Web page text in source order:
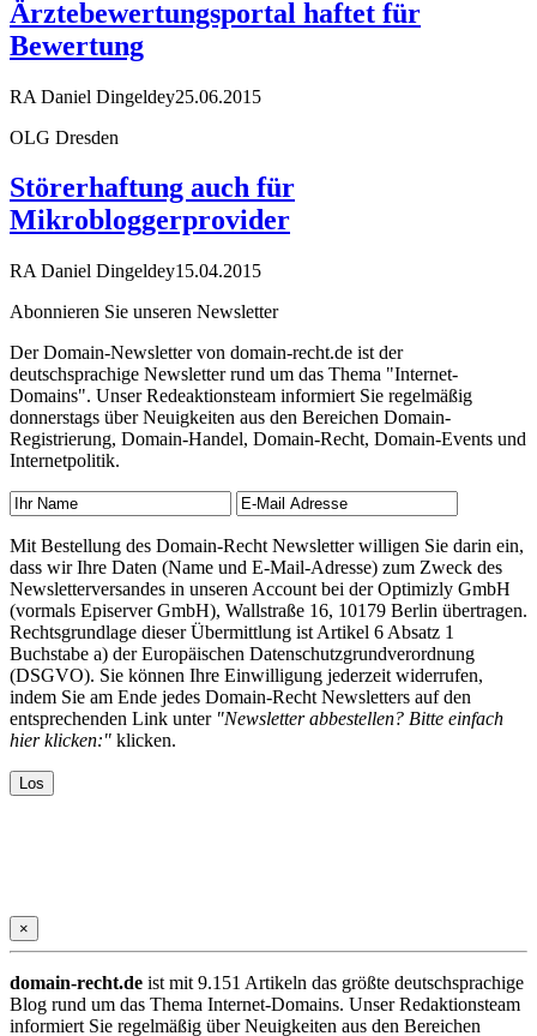
Ärztebewertungsportal haftet für
Bewertung
RA Daniel Dingeldey25.06.2015
OLG Dresden
Störerhaftung auch für
Mikrobloggerprovider
RA Daniel Dingeldey15.04.2015
Abonnieren Sie unseren Newsletter
Der Domain-Newsletter von domain-recht.de ist der
deutschsprachige Newsletter rund um das Thema "Internet-
Domains". Unser Redeaktionsteam informiert Sie regelmäßig
donnerstags über Neuigkeiten aus den Bereichen Domain-
Registrierung, Domain-Handel, Domain-Recht, Domain-Events und
Internetpolitik.
Mit Bestellung des Domain-Recht Newsletter willigen Sie darin ein,
dass wir Ihre Daten (Name und E-Mail-Adresse) zum Zweck des
Newsletterversandes in unseren Account bei der Optimizly GmbH
(vormals Episerver GmbH), Wallstraße 16, 10179 Berlin übertragen.
Rechtsgrundlage dieser Übermittlung ist Artikel 6 Absatz 1
Buchstabe a) der Europäischen Datenschutzgrundverordnung
(DSGVO). Sie können Ihre Einwilligung jederzeit widerrufen,
indem Sie am Ende jedes Domain-Recht Newsletters auf den
entsprechenden Link unter "Newsletter abbestellen? Bitte einfach
hier klicken:" klicken.
×
domain-recht.de ist mit 9.151 Artikeln das größte deutschsprachige
Blog rund um das Thema Internet-Domains. Unser Redaktionsteam
informiert Sie regelmäßig über Neuigkeiten aus den Bereichen